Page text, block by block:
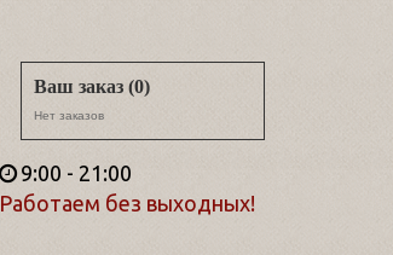
Ваш заказ (0)
Нет заказов
9:00 - 21:00
Работаем без выходных!